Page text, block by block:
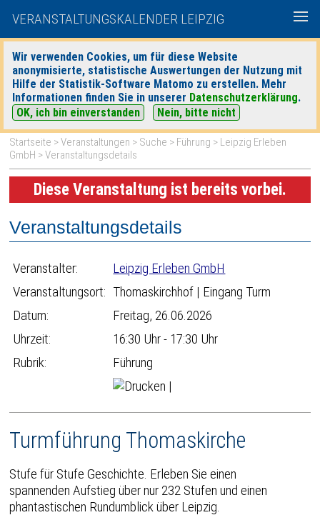
VERANSTALTUNGSKALENDER LEIPZIG
Wir verwenden Cookies, um für diese Website
anonymisierte, statistische Auswertungen der Nutzung mit
Hilfe der Statistik-Software Matomo zu erstellen. Mehr
Informationen finden Sie in unserer Datenschutzerklärung.
OK, ich bin einverstanden
Nein, bitte nicht
heute|morgen| Detaillierte Suche
Startseite >Veranstaltungen > Suche > Führung > Leipzig Erleben
GmbH > Veranstaltungsdetails
Diese Veranstaltung ist bereits vorbei.
Veranstaltungsdetails
Veranstalter:
Leipzig Erleben GmbH
Veranstaltungsort: Thomaskirchhof | Eingang Turm
Datum:
Freitag, 26.06.2026
Uhrzeit:
16:30 Uhr - 17:30 Uhr
Rubrik:
Führung
|
Turmführung Thomaskirche
Stufe für Stufe Geschichte. Erleben Sie einen
spannenden Aufstieg über nur 232 Stufen und einen
phantastischen Rundumblick über Leipzig.